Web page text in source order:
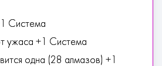
Система
ужаса +1 Система
одна (28 алмазов) +1